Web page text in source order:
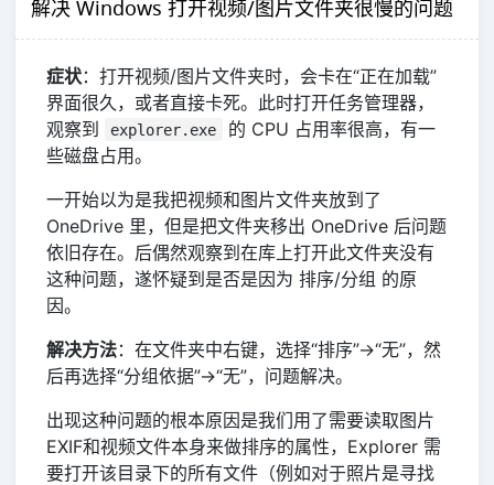
解决 Windows 打开视频/图片文件夹很慢的问题
症状：打开视频/图片文件夹时，会卡在“正在加载”
界面很久，或者直接卡死。此时打开任务管理器，
观察到
explorer.exe
的 CPU 占用率很高，有一
些磁盘占用。
一开始以为是我把视频和图片文件夹放到了
OneDrive 里，但是把文件夹移出 OneDrive 后问题
依旧存在。后偶然观察到在库上打开此文件夹没有
这种问题，遂怀疑到是否是因为 排序/分组 的原
因。
解决方法：在文件夹中右键，选择“排序”->“无”，然
后再选择“分组依据”->“无”，问题解决。
出现这种问题的根本原因是我们用了需要读取图片
EXIF和视频文件本身来做排序的属性，Explorer 需
要打开该目录下的所有文件（例如对于照片是寻找